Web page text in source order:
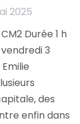
2025
Durée 1 h
3
des
enfin dans